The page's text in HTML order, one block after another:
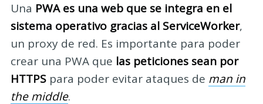
Una PWA es una web que se integra en el
sistema operativo gracias al ServiceWorker,
un proxy de red. Es importante para poder
crear una PWA que las peticiones sean por
HTTPSpara poder evitar ataques de man in
the middle.